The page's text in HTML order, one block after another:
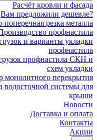
Расчёт кровли и фасада
Вам предложили дешевле?
резка металла
профнастила
и варианты укладки
профнастила
профнастила СКН и
схем укладки
монолитного перекрытия
водосточной системы для
крыши
Новости
Доставка и оплата
Контакты
Акции